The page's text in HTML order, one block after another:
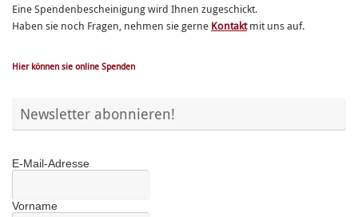
Eine Spendenbescheinigung wird Ihnen zugeschickt.
Haben sie noch Fragen, nehmen sie gerne Kontaktmit uns auf.
Hier können sie online Spenden
Newsletter abonnieren!
E-Mail-Adresse
Vorname